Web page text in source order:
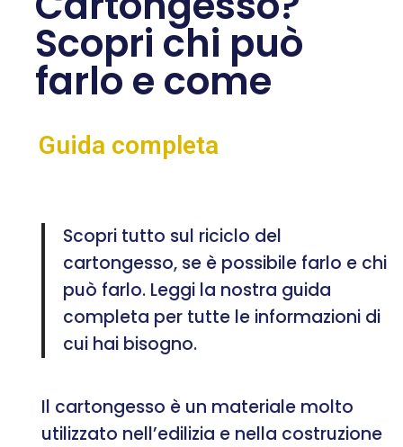
Scopri chi può
farlo e come
Guida completa
Scopri tutto sul riciclo del
cartongesso, se è possibile farlo e chi
può farlo. Leggi la nostra guida
completa per tutte le informazioni di
cui hai bisogno.
Il cartongesso è un materiale molto
utilizzato nell’edilizia e nella costruzione